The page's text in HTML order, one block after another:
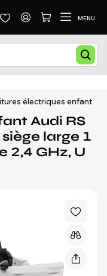
MENU
électriques enfant
Audi RS
large 1
2,4 GHz, U